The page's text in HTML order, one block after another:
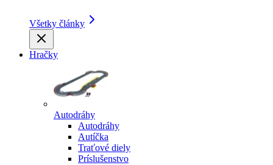
Všetky články
Hračky
Autodráhy
Autodráhy
Autíčka
Traťové diely
Príslušenstvo